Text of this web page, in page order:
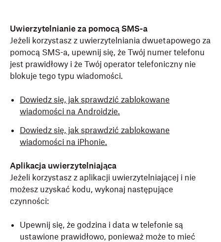
Uwierzytelnianie za pomocą SMS-a
Jeżeli korzystasz z uwierzytelniania dwuetapowego za
pomocą SMS-a, upewnij się, że Twój numer telefonu
jest prawidłowy i że Twój operator telefoniczny nie
blokuje tego typu wiadomości.
Dowiedz się, jak sprawdzić zablokowane
wiadomości na Androidzie.
Dowiedz się, jak sprawdzić zablokowane
wiadomości na iPhonie.
Aplikacja uwierzytelniająca
Jeżeli korzystasz z aplikacji uwierzytelniającej i nie
możesz uzyskać kodu, wykonaj następujące
czynności:
Upewnij się, że godzina i data w telefonie są
ustawione prawidłowo, ponieważ może to mieć